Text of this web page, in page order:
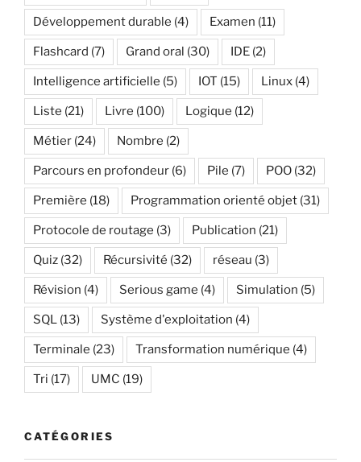
Développement durable (4) Examen (11)
Flashcard (7) Grand oral (30) IDE (2)
Intelligence artificielle (5) IOT (15) Linux (4)
Liste (21) Livre (100) Logique (12)
Métier (24) Nombre (2)
Parcours en profondeur (6) Pile (7) POO (32)
Première (18) Programmation orienté objet (31)
Protocole de routage (3) Publication (21)
Quiz (32) Récursivité (32) réseau (3)
Révision (4) Serious game (4) Simulation (5)
SQL (13) Système d'exploitation (4)
Terminale (23) Transformation numérique (4)
Tri (17) UMC (19)
CATÉGORIES